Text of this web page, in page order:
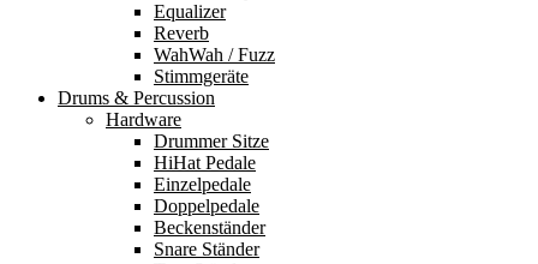
Equalizer
Reverb
WahWah / Fuzz
Stimmgeräte
Drums & Percussion
Hardware
Drummer Sitze
HiHat Pedale
Einzelpedale
Doppelpedale
Beckenständer
Snare Ständer